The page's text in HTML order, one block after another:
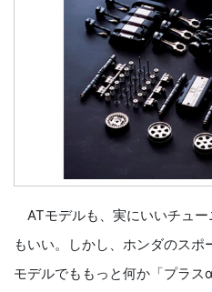
ATモデルも、実にいいチュ
もいい。しかし、ホンダのス
モデルでももっと何か「プラ